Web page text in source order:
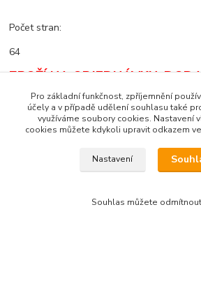
Počet stran:
64
ZBOŽÍ NA OBJEDNÁVKU.
MĚSÍCE.DODACÍ PODMÍNKY -
DOBÍRKA!
Zboží zařazeno v kategoriích
Pro základní funkčnost, zpříjemnění
účely a v případě udělení souhlasu také
využíváme soubory cookies. Nastavení
cookies můžete kdykoli upravit odkazem
Nastavení
Souhlas můžete odmítnout